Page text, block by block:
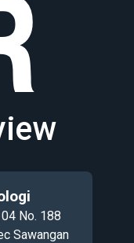
No. 188
Sawangan